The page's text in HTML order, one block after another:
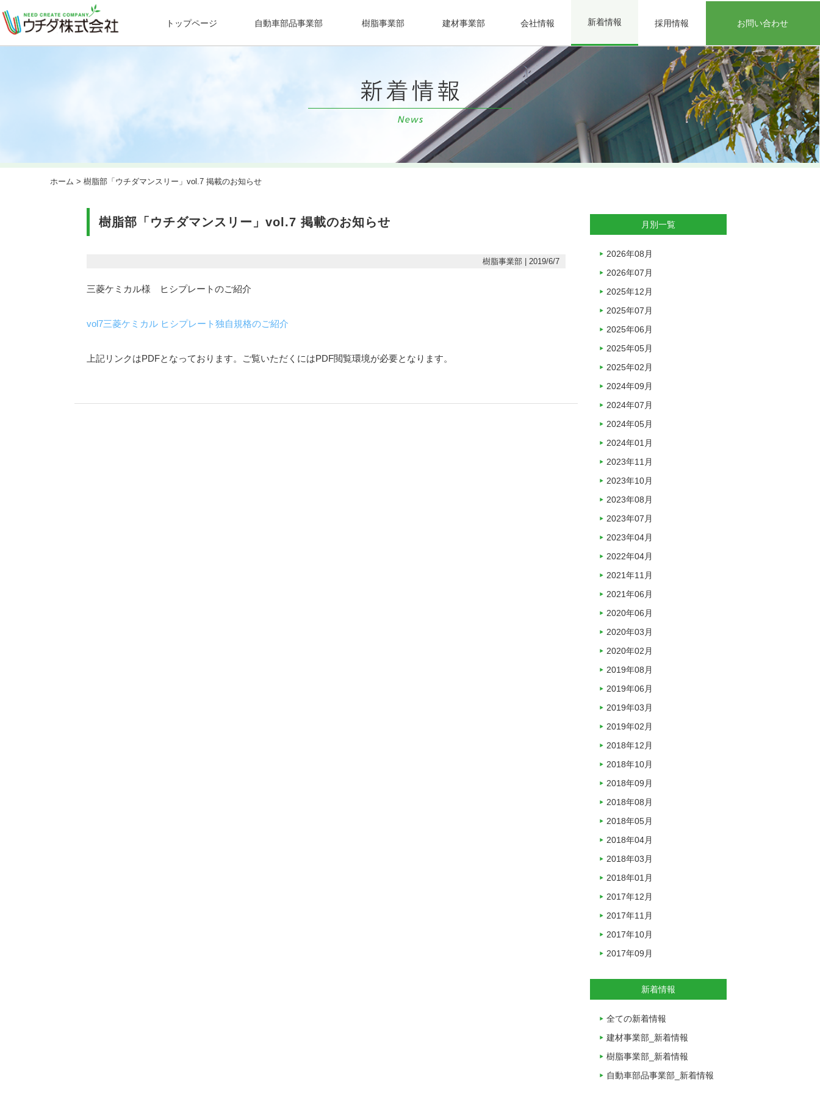
トップページ 自動車部品事業部 樹脂事業部 建材事業部 会社情報 新着情報 採用情報 お問い合わせ
ホーム > 樹脂部「ウチダマンスリー」vol.7 掲載のお知らせ
樹脂部「ウチダマンスリー」vol.7 掲載のお知らせ
樹脂事業部 | 2019/6/7
三菱ケミカル様 ヒシプレートのご紹介
vol7三菱ケミカル ヒシプレート独自規格のご紹介
上記リンクはPDFとなっております。ご覧いただくにはPDF閲覧環境が必要となります。
月別一覧
2026年08月
2026年07月
2025年12月
2025年07月
2025年06月
2025年05月
2025年02月
2024年09月
2024年07月
2024年05月
2024年01月
2023年11月
2023年10月
2023年08月
2023年07月
2023年04月
2022年04月
2021年11月
2021年06月
2020年06月
2020年03月
2020年02月
2019年08月
2019年06月
2019年03月
2019年02月
2018年12月
2018年10月
2018年09月
2018年08月
2018年05月
2018年04月
2018年03月
2018年01月
2017年12月
2017年11月
2017年10月
2017年09月
新着情報
全ての新着情報
建材事業部_新着情報
樹脂事業部_新着情報
自動車部品事業部_新着情報